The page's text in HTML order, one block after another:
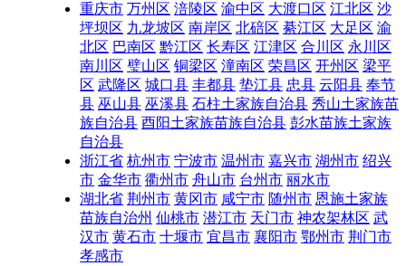
重庆市 万州区 涪陵区 渝中区 大渡口区 江北区 沙
坪坝区 九龙坡区 南岸区 北碚区 綦江区 大足区 渝
北区 巴南区 黔江区 长寿区 江津区 合川区 永川区
南川区 璧山区 铜梁区 潼南区 荣昌区 开州区 梁平
区 武隆区 城口县 丰都县 垫江县 忠县 云阳县 奉节
县 巫山县 巫溪县 石柱土家族自治县 秀山土家族苗
族自治县 酉阳土家族苗族自治县 彭水苗族土家族
自治县
浙江省 杭州市 宁波市 温州市 嘉兴市 湖州市 绍兴
市 金华市 衢州市 舟山市 台州市 丽水市
湖北省 荆州市 黄冈市 咸宁市 随州市 恩施土家族
苗族自治州 仙桃市 潜江市 天门市 神农架林区 武
汉市 黄石市 十堰市 宜昌市 襄阳市 鄂州市 荆门市
孝感市